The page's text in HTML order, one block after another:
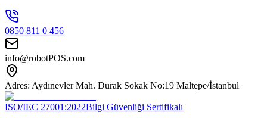
0850 811 0 456
info@robotPOS.com
Adres: Aydınevler Mah. Durak Sokak No:19 Maltepe/İstanbul
ISO/IEC 27001:2022Bilgi Güvenliği Sertifikalı